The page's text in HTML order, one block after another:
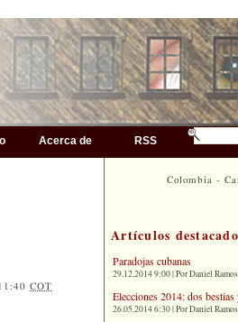
Acerca de RSS
Colombia -
11:40COT
Artículos
Paradojas cubanas
29.12.2014 9:00 | Por Daniel Ramos
Elecciones 2014: dos bestias
26.05.2014 6:30 | Por Daniel Ramos